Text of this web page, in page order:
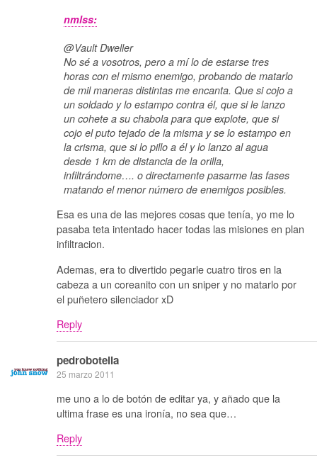
nmlss:
@Vault Dweller
No sé a vosotros, pero a mí lo de estarse tres
horas con el mismo enemigo, probando de matarlo
de mil maneras distintas me encanta. Que si cojo a
un soldado y lo estampo contra él, que si le lanzo
un cohete a su chabola para que explote, que si
cojo el puto tejado de la misma y se lo estampo en
la crisma, que si lo pillo a él y lo lanzo al agua
desde 1 km de distancia de la orilla,
infiltrándome…. o directamente pasarme las fases
matando el menor número de enemigos posibles.
Esa es una de las mejores cosas que tenía, yo me lo
pasaba teta intentado hacer todas las misiones en plan
infiltracion.
Ademas, era to divertido pegarle cuatro tiros en la
cabeza a un coreanito con un sniper y no matarlo por
el puñetero silenciador xD
Reply
pedrobotella
25 marzo 2011
me uno a lo de botón de editar ya, y añado que la
ultima frase es una ironía, no sea que…
Reply